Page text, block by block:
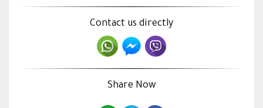
Contact us directly
Share Now